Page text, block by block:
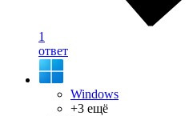
1
ответ
Windows
+3 ещё